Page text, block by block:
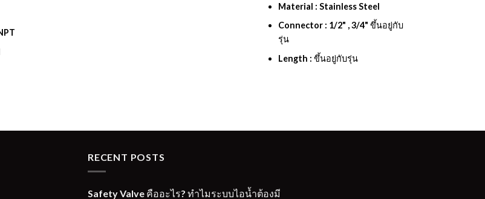
Material : Stainless Steel
Connector : 1/2" , 3/4" ขึ้นอยู่กับ
รุ่น
Length : ขึ้นอยู่กับรุ่น
RECENT POSTS
Safety Valve คืออะไร? ทำไมระบบไอน้ำต้องมี